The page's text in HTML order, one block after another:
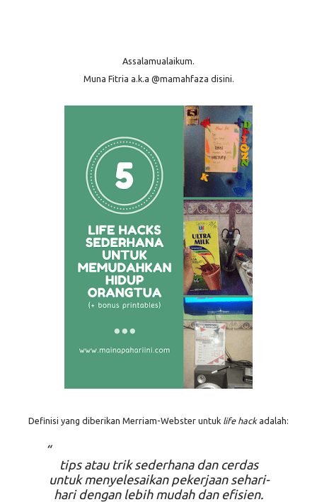
Assalamualaikum.
Muna Fitria a.k.a @mamahfaza disini.
Definisi yang diberikan Merriam-Webster untuk life hackadalah:
tips atau trik sederhana dan cerdas
untuk menyelesaikan pekerjaan sehari-
hari dengan lebih mudah dan efisien.